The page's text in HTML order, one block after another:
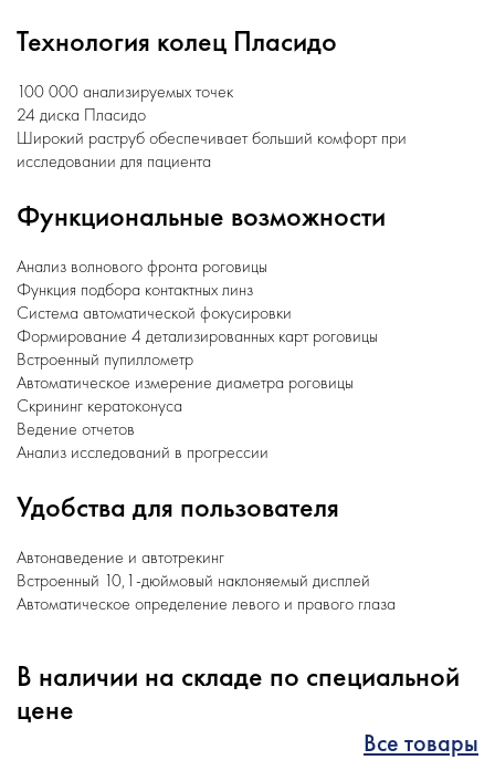
Технология колец Пласидо
100 000 анализируемых точек
24 диска Пласидо
Широкий раструб обеспечивает больший комфорт при
исследовании для пациента
Функциональные возможности
Анализ волнового фронта роговицы
Функция подбора контактных линз
Система автоматической фокусировки
Формирование 4 детализированных карт роговицы
Встроенный пупиллометр
Автоматическое измерение диаметра роговицы
Скрининг кератоконуса
Ведение отчетов
Анализ исследований в прогрессии
Удобства для пользователя
Автонаведение и автотрекинг
Встроенный 10,1-дюймовый наклоняемый дисплей
Автоматическое определение левого и правого глаза
В наличии на складе по специальной
цене
Все товары